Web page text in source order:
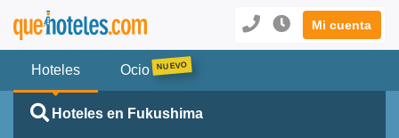
Mi cuenta
Hoteles Ocio
Hoteles en Fukushima